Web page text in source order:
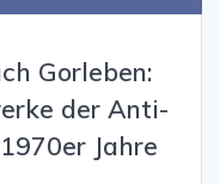
Gorleben:
der Anti-
Jahre